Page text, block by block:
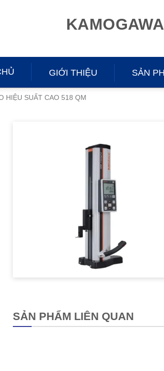
GIỚI THIỆU SẢN
HIỆU SUẤT CAO 518 QM
SẢN PHẨM LIÊN QUAN